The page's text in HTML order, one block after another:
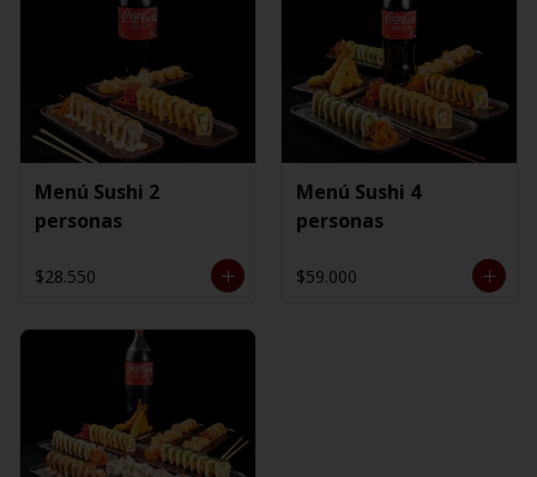
Menú Sushi 2
personas
$28.550
Menú Sushi 4
personas
$59.000